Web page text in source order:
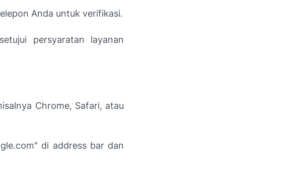
Anda untuk verifikasi.
persyaratan layanan
Chrome, Safari, atau
di address bar dan